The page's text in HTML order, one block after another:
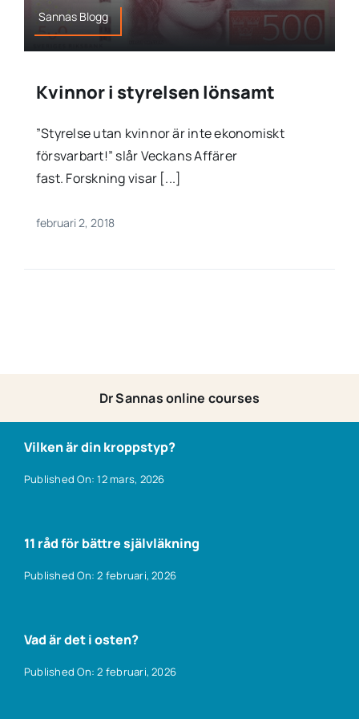
Sannas Blogg
Kvinnor i styrelsen lönsamt
”Styrelse utan kvinnor är inte ekonomiskt
försvarbart!” slår Veckans Affärer
fast. Forskning visar [...]
februari 2, 2018
Dr Sannas online courses
Vilken är din kroppstyp?
Published On: 12 mars, 2026
11 råd för bättre självläkning
Published On: 2 februari, 2026
Vad är det i osten?
Published On: 2 februari, 2026